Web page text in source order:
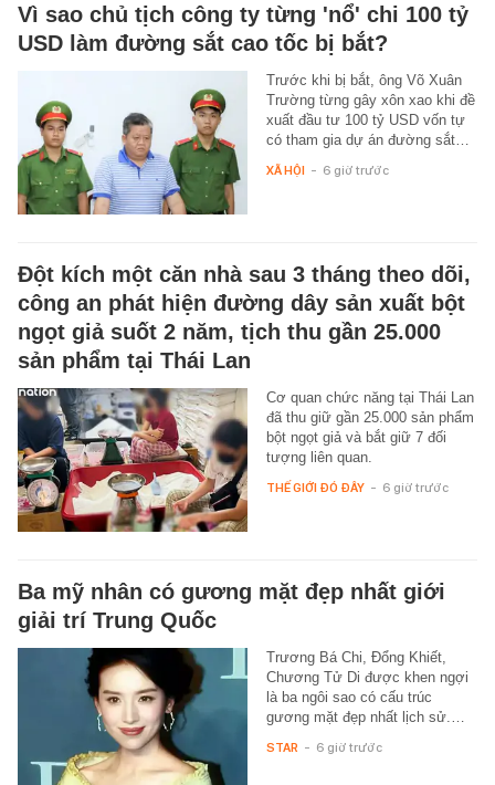
Vì sao chủ tịch công ty từng 'nổ' chi 100 tỷ
USD làm đường sắt cao tốc bị bắt?
Trước khi bị bắt, ông Võ Xuân
Trường từng gây xôn xao khi đề
xuất đầu tư 100 tỷ USD vốn tự
có tham gia dự án đường sắt…
XÃ HỘI - 6 giờ trước
Đột kích một căn nhà sau 3 tháng theo dõi,
công an phát hiện đường dây sản xuất bột
ngọt giả suốt 2 năm, tịch thu gần 25.000
sản phẩm tại Thái Lan
Cơ quan chức năng tại Thái Lan
đã thu giữ gần 25.000 sản phẩm
bột ngọt giả và bắt giữ 7 đối
tượng liên quan.
THẾ GIỚI ĐÓ ĐÂY - 6 giờ trước
Ba mỹ nhân có gương mặt đẹp nhất giới
giải trí Trung Quốc
Trương Bá Chi, Đổng Khiết,
Chương Tử Di được khen ngợi
là ba ngôi sao có cấu trúc
gương mặt đẹp nhất lịch sử.…
STAR - 6 giờ trước